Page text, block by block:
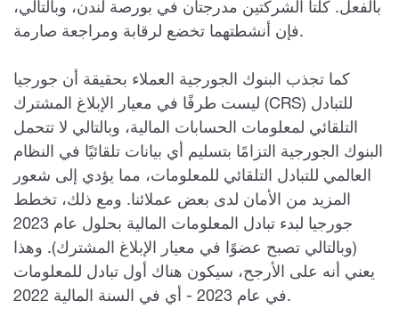
بالفعل. كلتا الشركتين مدرجتان في بورصة لندن، وبالتالي،
فإن أنشطتهما تخضع لرقابة ومراجعة صارمة.
كما تجذب البنوك الجورجية العملاء بحقيقة أن جورجيا
ليست طرفًا في معيار الإبلاغ المشترك (CRS) للتبادل
التلقائي لمعلومات الحسابات المالية، وبالتالي لا تتحمل
البنوك الجورجية التزامًا بتسليم أي بيانات تلقائيًا في النظام
العالمي للتبادل التلقائي للمعلومات، مما يؤدي إلى شعور
المزيد من الأمان لدى بعض عملائنا. ومع ذلك، تخطط
جورجيا لبدء تبادل المعلومات المالية بحلول عام 2023
(وبالتالي تصبح عضوًا في معيار الإبلاغ المشترك). وهذا
يعني أنه على الأرجح، سيكون هناك أول تبادل للمعلومات
في عام 2023 - أي في السنة المالية 2022.